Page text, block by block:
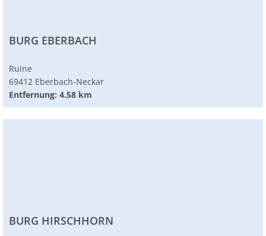
BURG EBERBACH
Ruine
69412 Eberbach-Neckar
Entfernung: 4.58 km
BURG HIRSCHHORN